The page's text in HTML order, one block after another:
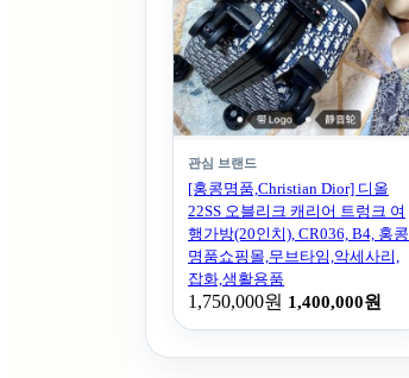
관심 브랜드
[홍콩명품,Christian Dior] 디올
22SS 오블리크 캐리어 트렁크 여
행가방(20인치), CR036, B4, 홍콩
명품쇼핑몰,무브타임,악세사리,
잡화,생활용품
1,750,000원 1,400,000원